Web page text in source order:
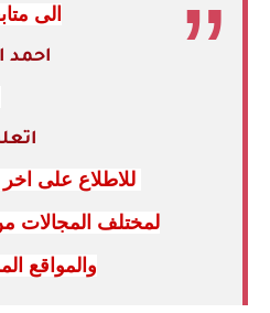
الى
احمد
للاطلاع على اخر
لمختلف المجالات
والمواقع